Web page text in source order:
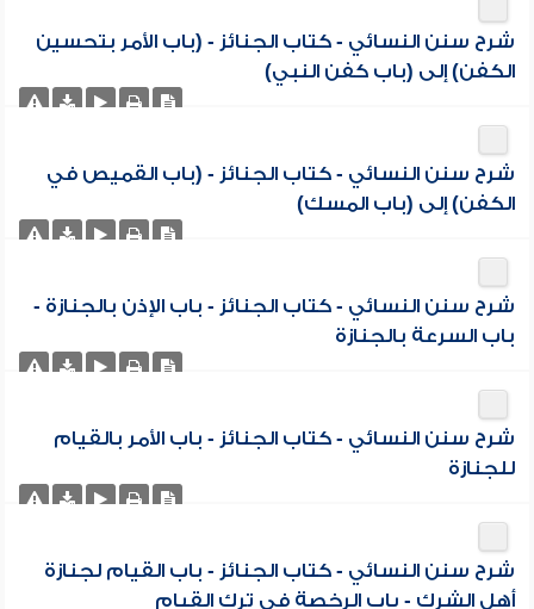
شرح سنن النسائي - كتاب الجنائز - (باب الأمر بتحسين
الكفن) إلى (باب كفن النبي)
شرح سنن النسائي - كتاب الجنائز - (باب القميص في
الكفن) إلى (باب المسك)
شرح سنن النسائي - كتاب الجنائز - باب الإذن بالجنازة -
باب السرعة بالجنازة
شرح سنن النسائي - كتاب الجنائز - باب الأمر بالقيام
للجنازة
شرح سنن النسائي - كتاب الجنائز - باب القيام لجنازة
أهل الشرك - باب الرخصة في ترك القيام